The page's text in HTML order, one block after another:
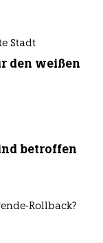
Stadt
den weißen
betroffen
Rollback?